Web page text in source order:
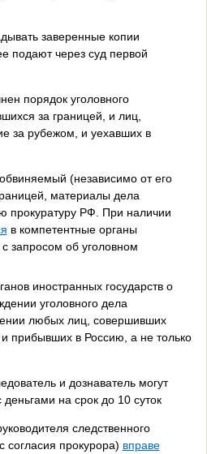
заверенные копии
подают через суд первой
порядок уголовного
за границей, и лиц,
за рубежом, и уехавших в
(независимо от его
материалы дела
прокуратуру РФ. При наличии
в компетентные органы
с запросом об уголовном
иностранных государств о
уголовного дела
любых лиц, совершивших
прибывших в Россию, а не только
и дознаватель могут
на срок до 10 суток
следственного
согласия прокурора) вправе